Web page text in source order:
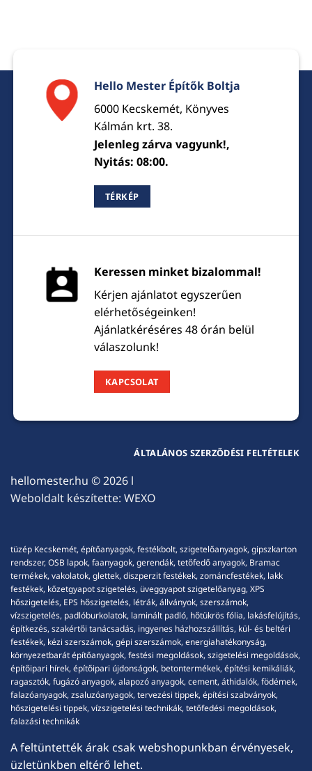
Hello Mester Építők Boltja
6000 Kecskemét, Könyves
Kálmán krt. 38.
Jelenleg zárva vagyunk!,
Nyitás: 08:00.
TÉRKÉP
Keressen minket bizalommal!
Kérjen ajánlatot egyszerűen
elérhetőségeinken!
Ajánlatkéréséres 48 órán belül
válaszolunk!
KAPCSOLAT
hellomester.hu © 2026 l
Weboldalt készítette: WEXO
ÁLTALÁNOS SZERZŐDÉSI FELTÉTELEK
tüzép Kecskemét, építőanyagok, festékbolt, szigetelőanyagok, gipszkarton
rendszer, OSB lapok, faanyagok, gerendák, tetőfedő anyagok, Bramac
termékek, vakolatok, glettek, diszperzit festékek, zománcfestékek, lakk
festékek, kőzetgyapot szigetelés, üveggyapot szigetelőanyag, XPS
hőszigetelés, EPS hőszigetelés, létrák, állványok, szerszámok,
vízszigetelés, padlóburkolatok, laminált padló, hőtükrös fólia, lakásfelújítás,
építkezés, szakértői tanácsadás, ingyenes házhozszállítás, kül- és beltéri
festékek, kézi szerszámok, gépi szerszámok, energiahatékonyság,
környezetbarát építőanyagok, festési megoldások, szigetelési megoldások,
építőipari hírek, építőipari újdonságok, betontermékek, építési kemikáliák,
ragasztók, fugázó anyagok, alapozó anyagok, cement, áthidalók, födémek,
falazóanyagok, zsaluzóanyagok, tervezési tippek, építési szabványok,
hőszigetelési tippek, vízszigetelési technikák, tetőfedési megoldások,
falazási technikák
A feltüntették árak csak webshopunkban érvényesek,
üzletünkben eltérő lehet.